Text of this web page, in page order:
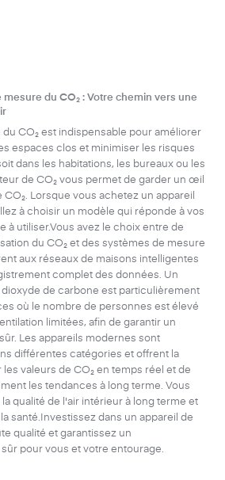
du CO₂ : Votre chemin vers une
CO₂ est indispensable pour améliorer
espaces clos et minimiser les risques
dans les habitations, les bureaux ou les
de CO₂ vous permet de garder un œil
Lorsque vous achetez un appareil
à choisir un modèle qui réponde à vos
à utiliser.Vous avez le choix entre de
du CO₂ et des systèmes de mesure
aux réseaux de maisons intelligentes
complet des données. Un
de carbone est particulièrement
où le nombre de personnes est élevé
limitées, afin de garantir un
Les appareils modernes sont
différentes catégories et offrent la
valeurs de CO₂ en temps réel et de
les tendances à long terme. Vous
qualité de l'air intérieur à long terme et
santé.Investissez dans un appareil de
qualité et garantissez un
pour vous et votre entourage.